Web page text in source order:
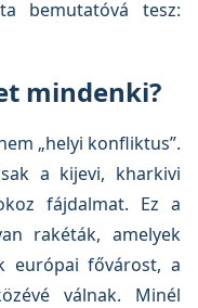
bemutatóvá tesz:
mindenki?
„helyi konfliktus”.
a kijevi, kharkivi
fájdalmat. Ez a
rakéták, amelyek
európai fővárost, a
válnak. Minél